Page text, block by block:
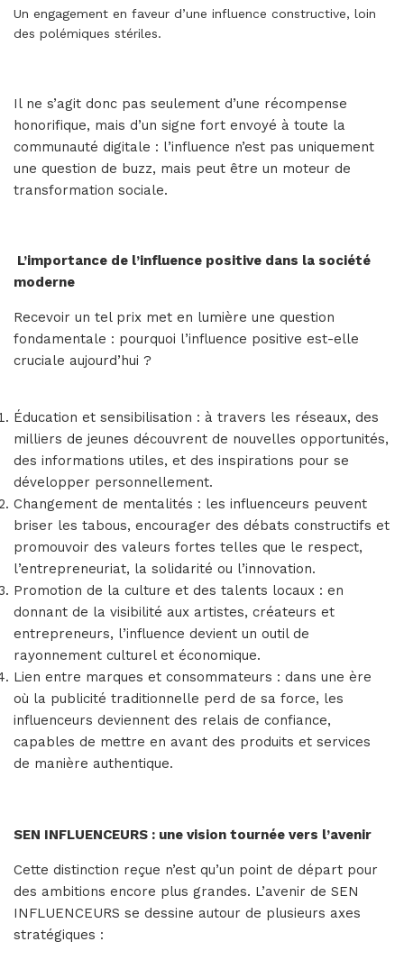
Un engagement en faveur d’une influence constructive, loin
des polémiques stériles.
Il ne s’agit donc pas seulement d’une récompense
honorifique, mais d’un signe fort envoyé à toute la
communauté digitale : l’influence n’est pas uniquement
une question de buzz, mais peut être un moteur de
transformation sociale.
L’importance de l’influence positive dans la société
moderne
Recevoir un tel prix met en lumière une question
fondamentale : pourquoi l’influence positive est-elle
cruciale aujourd’hui ?
Éducation et sensibilisation : à travers les réseaux, des
milliers de jeunes découvrent de nouvelles opportunités,
des informations utiles, et des inspirations pour se
développer personnellement.
Changement de mentalités : les influenceurs peuvent
briser les tabous, encourager des débats constructifs et
promouvoir des valeurs fortes telles que le respect,
l’entrepreneuriat, la solidarité ou l’innovation.
Promotion de la culture et des talents locaux : en
donnant de la visibilité aux artistes, créateurs et
entrepreneurs, l’influence devient un outil de
rayonnement culturel et économique.
Lien entre marques et consommateurs : dans une ère
où la publicité traditionnelle perd de sa force, les
influenceurs deviennent des relais de confiance,
capables de mettre en avant des produits et services
de manière authentique.
SEN INFLUENCEURS : une vision tournée vers l’avenir
Cette distinction reçue n’est qu’un point de départ pour
des ambitions encore plus grandes. L’avenir de SEN
INFLUENCEURS se dessine autour de plusieurs axes
stratégiques :